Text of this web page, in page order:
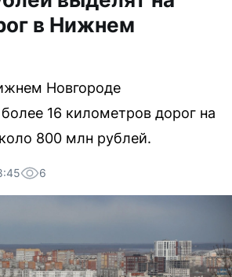
в Нижнем
Новгороде
16 километров дорог на
800 млн рублей.
6